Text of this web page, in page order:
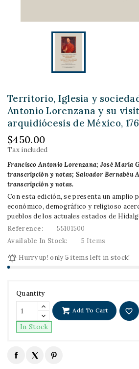
Territorio, Iglesia y
Antonio Lorenzana y su
arquidiócesis de México,
$450.00
Tax included
Francisco Antonio Lorenzana; José María
transcripción y notas; Salvador Bernabéu
transcripción y notas.
Con esta edición, se presenta un amplio
económico, demográfico y religioso
pueblos de los actuales estados de
Reference:
55101500
Available In Stock:
5 Items
 Hurry up! only 5 items left in stock!
Quantity
Add To Cart favorite_border
In Stock